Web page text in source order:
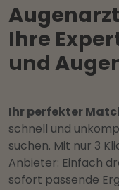
Ihre
und
Ihr perfekter
schnell und
suchen. Mit nur 3
Anbieter: Einfach
sofort passende